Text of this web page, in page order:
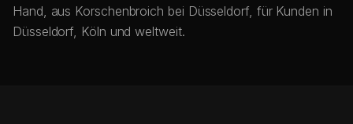
Hand, aus Korschenbroich bei Düsseldorf, für Kunden in
Düsseldorf, Köln und weltweit.